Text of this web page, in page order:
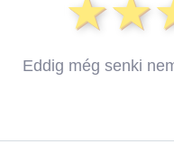
Eddig még senki